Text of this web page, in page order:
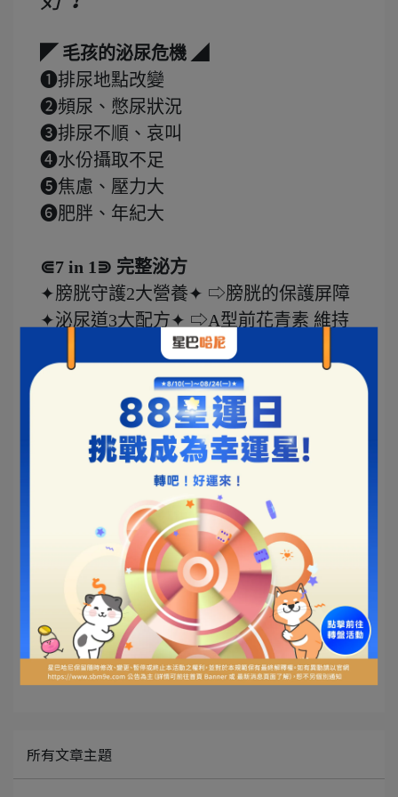
◤ 毛孩的泌尿危機 ◢
❶排尿地點改變
❷頻尿、憋尿狀況
❸排尿不順、哀叫
❹水份攝取不足
❺焦慮、壓力大
❻肥胖、年紀大
⋐7 in 1⋑ 完整泌方
✦膀胱守護2大營養✦ ⇨膀胱的保護屏障
✦泌尿道3大配方✦ ⇨A型前花青素 維持
✦安撫舒壓2大聖品✦ ⇨舒緩壓力、安撫
▌毛孩完整泌方(貓) ➜
https://lihi.cc/14Ksp
▌毛孩完整泌方(狗) ➜
https://lihi.cc/KRXCM
文章分類 星巴哈尼
所有文章主題